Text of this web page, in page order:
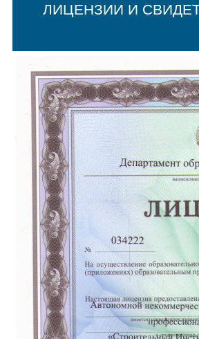
ЛИЦЕНЗИИ И